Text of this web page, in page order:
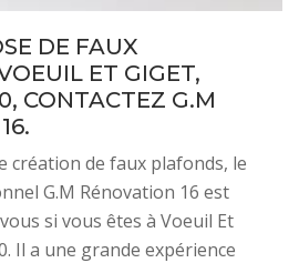
DE FAUX
ET GIGET,
CONTACTEZ G.M
création de faux plafonds, le
G.M Rénovation 16 est
si vous êtes à Voeuil Et
Il a une grande expérience